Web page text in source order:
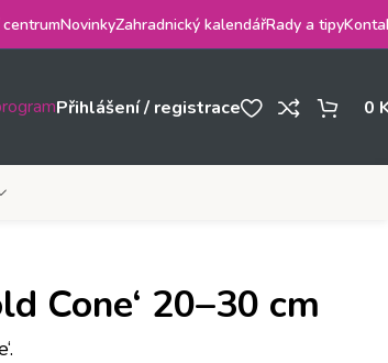
NovinkyZahradnický kalendářRady a tipy
Přihlášení / registrace 0
Cone‘ 20–30 cm